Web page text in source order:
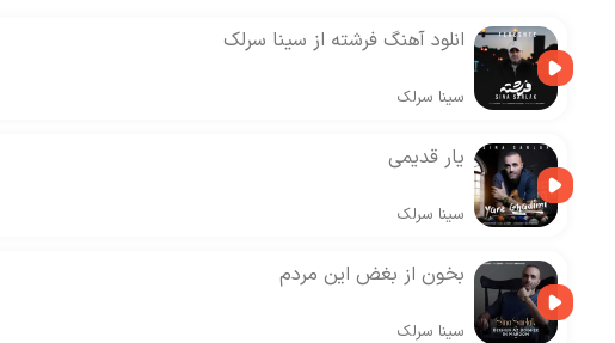
انلود آهنگ فرشته از سینا سرلک
سینا سرلک
یار قدیمی
سینا سرلک
بخون از بغض این مردم
سینا سرلک